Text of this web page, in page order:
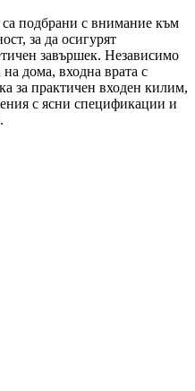
подбрани с внимание към
за да осигурят
завършек. Независимо
на дома, входна врата с
за практичен входен килим,
с ясни спецификации и